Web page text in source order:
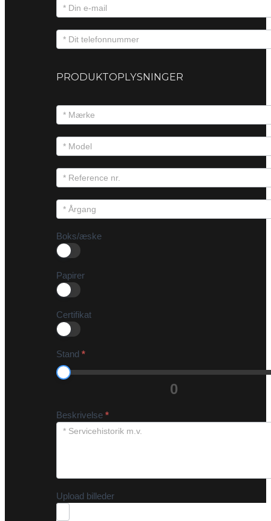
PRODUKTOPLYSNINGER
Boks/æske
Papirer
Certifikat
Stand *
0
Beskrivelse *
Upload billeder